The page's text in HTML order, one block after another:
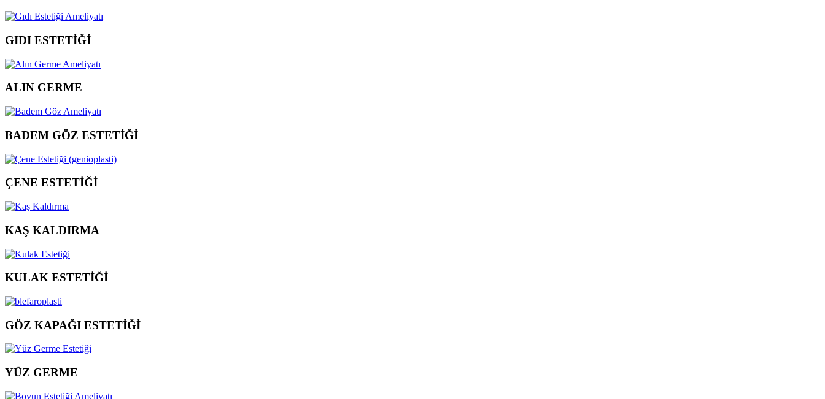
GIDI ESTETİĞİ
ALIN GERME
BADEM GÖZ ESTETİĞİ
ÇENE ESTETİĞİ
KAŞ KALDIRMA
KULAK ESTETİĞİ
GÖZ KAPAĞI ESTETİĞİ
YÜZ GERME